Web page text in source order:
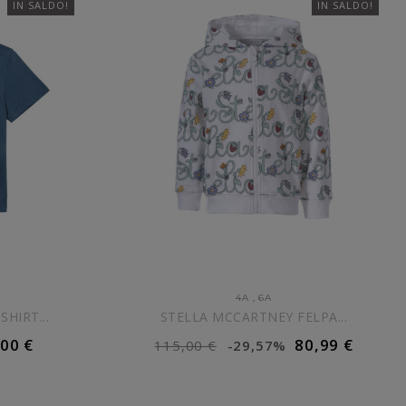
IN SALDO!
€
IN SALDO!
4A ,6A
STELLA MCCARTNEY FELPA...
115,00 € -29,57% 80,99 €
AGGIUNGI AL CARRELLO